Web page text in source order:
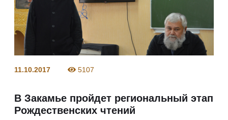
11.10.2017 5107
В Закамье пройдет региональный этап
Рождественских чтений